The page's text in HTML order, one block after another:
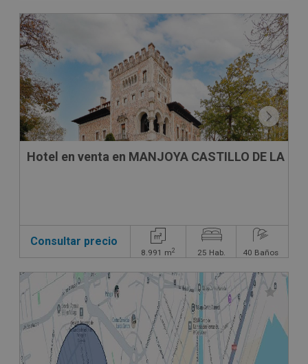
CONDICIONES ESPECIALES
Hotel en venta en MANJOYA CASTILLO DE LA
Consultar precio
8.991 m2 25 Hab. 40 Baños